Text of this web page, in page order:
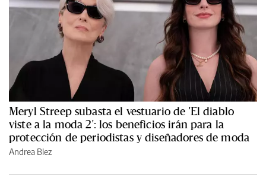
Meryl Streep subasta el vestuario de 'El diablo
viste a la moda 2': los beneficios irán para la
protección de periodistas y diseñadores de moda
Andrea Blez